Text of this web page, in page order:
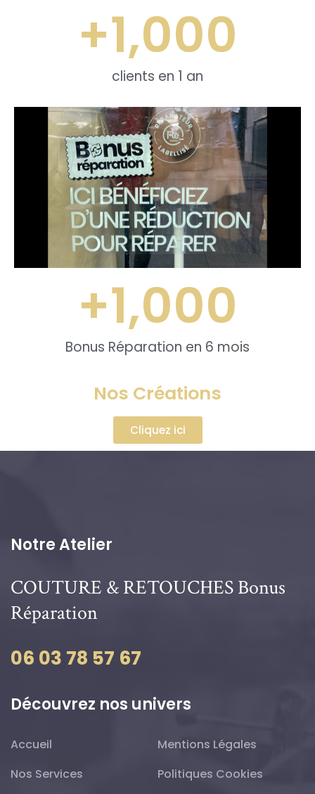
clients en 1 an
+1,000
Bonus Réparation en 6 mois
+1,000
Nos Créations
Cliquez ici
Notre Atelier
COUTURE & RETOUCHESBonus
Réparation
06 03 78 57 67
Découvrez nos univers
Accueil
Mentions Légales
Nos Services
Politiques Cookies